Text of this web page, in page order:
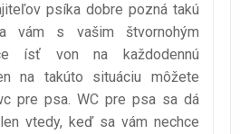
psíka dobre pozná takú
vám s vašim štvornohým
ísť von na každodennú
na takúto situáciu môžete
pre psa. WC pre psa sa dá
vtedy, keď sa vám nechce